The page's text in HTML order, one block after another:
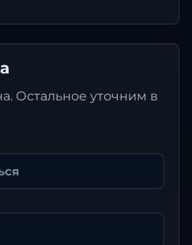
Остальное уточним в